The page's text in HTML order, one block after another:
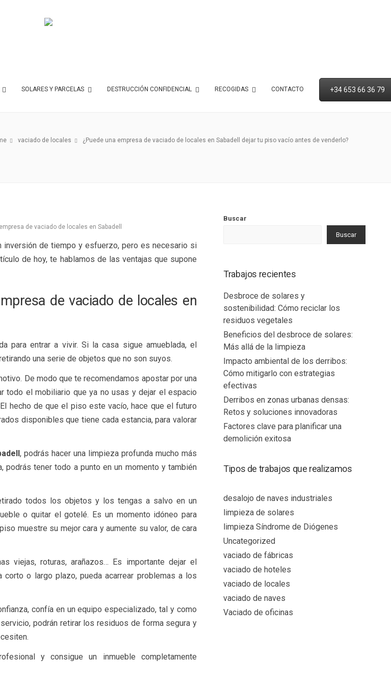
SOLARES Y PARCELAS DESTRUCCIÓN CONFIDENCIAL RECOGIDAS CONTACTO +34 653 66 36 79
vaciado de locales ¿Puede una empresa de vaciado de locales en Sabadell dejar tu piso vacío antes de venderlo?
empresa de vaciado de locales en Sabadell
inversión de tiempo y esfuerzo, pero es necesario si
de hoy, te hablamos de las ventajas que supone
de vaciado de locales en
para entrar a vivir. Si la casa sigue amueblada, el
una serie de objetos que no son suyos.
De modo que te recomendamos apostar por una
todo el mobiliario que ya no usas y dejar el espacio
hecho de que el piso este vacío, hace que el futuro
disponibles que tiene cada estancia, para valorar
, podrás hacer una limpieza profunda mucho más
tener todo a punto en un momento y también
todos los objetos y los tengas a salvo en un
o quitar el gotelé. Es un momento idóneo para
muestre su mejor cara y aumente su valor, de cara
viejas, roturas, arañazos… Es importante dejar el
o largo plazo, pueda acarrear problemas a los
confía en un equipo especializado, tal y como
podrán retirar los residuos de forma segura y
y consigue un inmueble completamente
Buscar
Buscar
Trabajos recientes
Desbroce de solares y
sostenibilidad: Cómo reciclar los
residuos vegetales
Beneficios del desbroce de solares:
Más allá de la limpieza
Impacto ambiental de los derribos:
Cómo mitigarlo con estrategias
efectivas
Derribos en zonas urbanas densas:
Retos y soluciones innovadoras
Factores clave para planificar una
demolición exitosa
Tipos de trabajos que realizamos
desalojo de naves industriales
limpieza de solares
limpieza Síndrome de Diógenes
Uncategorized
vaciado de fábricas
vaciado de hoteles
vaciado de locales
vaciado de naves
Vaciado de oficinas